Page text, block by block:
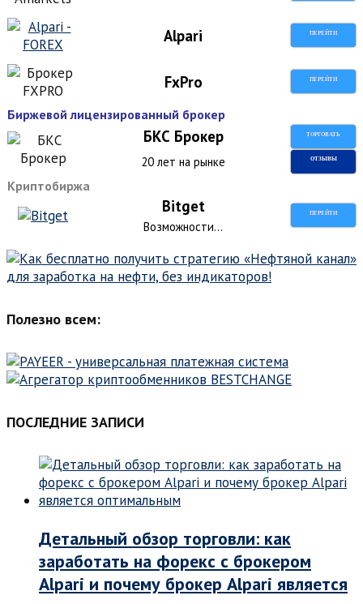
Alpari ПЕРЕЙТИ
FxPro ПЕРЕЙТИ
Биржевой лицензированный брокер
БКС Брокер ТОРГОВАТЬ
20 лет на рынке ОТЗЫВЫ
Криптобиржа
Bitget ПЕРЕЙТИ
Возможности...
Полезно всем:
ПОСЛЕДНИЕ ЗАПИСИ
Детальный обзор торговли: как
заработать на форекс с брокером
Alpari и почему брокер Alpari является